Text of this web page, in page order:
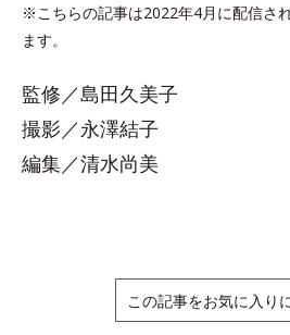
※こちらの記事は2022年4月に配信さ
ます。
監修／島田久美子
撮影／永澤結子
編集／清水尚美
この記事をお気に入り